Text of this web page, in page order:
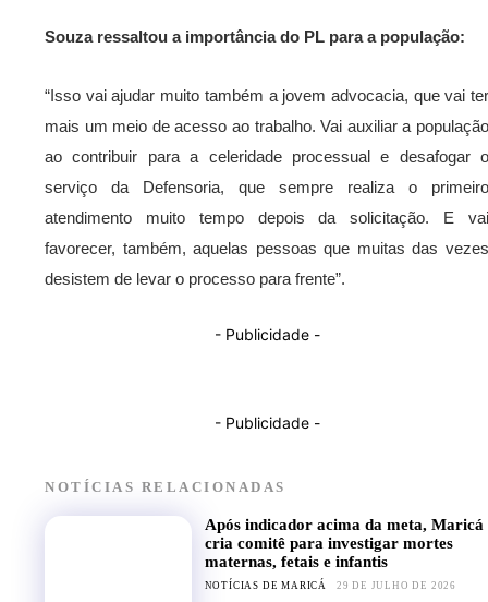
Souza ressaltou a importância do PL para a população:
“Isso vai ajudar muito também a jovem advocacia, que vai ter
mais um meio de acesso ao trabalho. Vai auxiliar a população
ao contribuir para a celeridade processual e desafogar o
serviço da Defensoria, que sempre realiza o primeiro
atendimento muito tempo depois da solicitação. E vai
favorecer, também, aquelas pessoas que muitas das vezes
desistem de levar o processo para frente”.
- Publicidade -
- Publicidade -
NOTÍCIAS RELACIONADAS
Após indicador acima da meta, Maricá
cria comitê para investigar mortes
maternas, fetais e infantis
NOTÍCIAS DE MARICÁ 29 DE JULHO DE 2026